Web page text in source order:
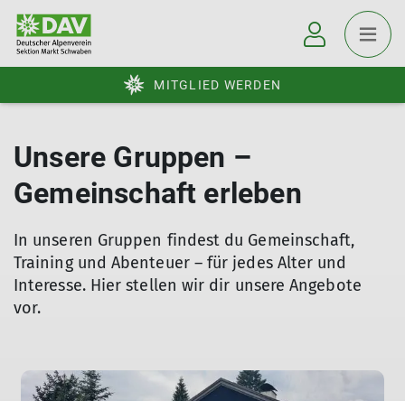
MITGLIED WERDEN
Unsere Gruppen –
Gemeinschaft erleben
In unseren Gruppen findest du Gemeinschaft,
Training und Abenteuer – für jedes Alter und
Interesse. Hier stellen wir dir unsere Angebote
vor.